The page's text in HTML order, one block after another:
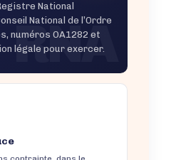
National
National de l’Ordre
numéros OA1282 et
légale pour exercer.
RNA